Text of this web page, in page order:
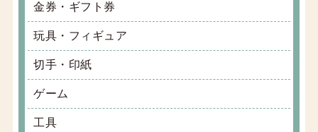
金券・ギフト券
玩具・フィギュア
切手・印紙
ゲーム
工具